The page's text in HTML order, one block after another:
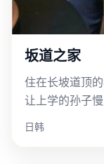
坂道之家
住在长坡道顶
让上学的孙子
日韩